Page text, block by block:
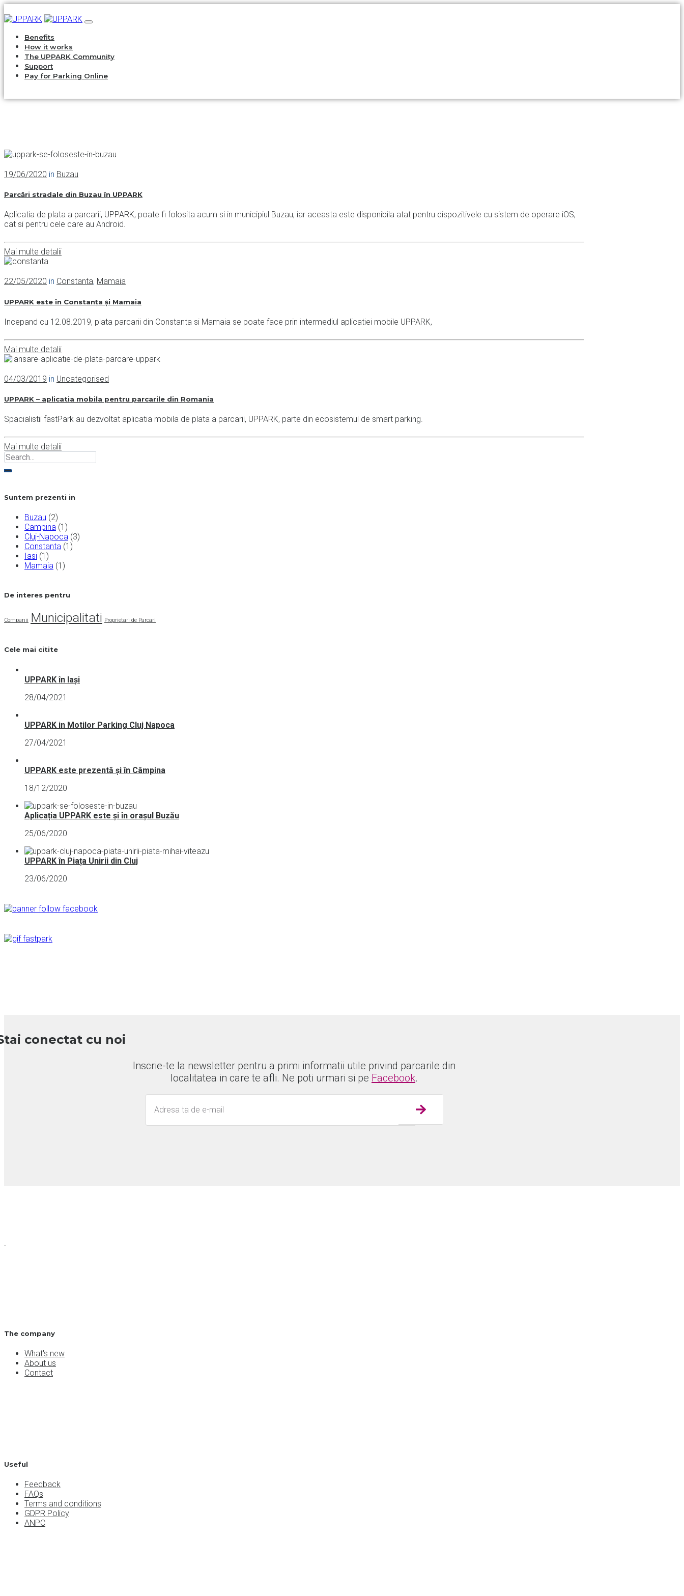
Benefits
How it works
The UPPARK Community
Support
Pay for Parking Online
19/06/2020 in Buzau
Parcări stradale din Buzau în UPPARK
Aplicatia de plata a parcarii, UPPARK, poate fi folosita acum si in municipiul Buzau, iar aceasta este disponibila atat pentru dispozitivele cu sistem de operare iOS,
cat si pentru cele care au Android.
Mai multe detalii
22/05/2020 in Constanta, Mamaia
UPPARK este în Constanța și Mamaia
Incepand cu 12.08.2019, plata parcarii din Constanta si Mamaia se poate face prin intermediul aplicatiei mobile UPPARK,
Mai multe detalii
04/03/2019 in Uncategorised
UPPARK – aplicatia mobila pentru parcarile din Romania
Spacialistii fastPark au dezvoltat aplicatia mobila de plata a parcarii, UPPARK, parte din ecosistemul de smart parking.
Mai multe detalii
Suntem prezenti in
Buzau (2)
Campina (1)
Cluj-Napoca (3)
Constanta (1)
Iasi (1)
Mamaia (1)
De interes pentru
Companii Municipalitati Proprietari de Parcari
Cele mai citite
UPPARK în Iași
28/04/2021
UPPARK in Motilor Parking Cluj Napoca
27/04/2021
UPPARK este prezentă și în Câmpina
18/12/2020
Aplicația UPPARK este și în orașul Buzău
25/06/2020
UPPARK în Piața Unirii din Cluj
23/06/2020
conectat cu noi
Inscrie-te la newsletter pentru a primi informatii utile privind parcarile din
localitatea in care te afli. Ne poti urmari si pe Facebook.
The company
What's new
About us
Contact
Useful
Feedback
FAQs
Terms and conditions
GDPR Policy
ANPC